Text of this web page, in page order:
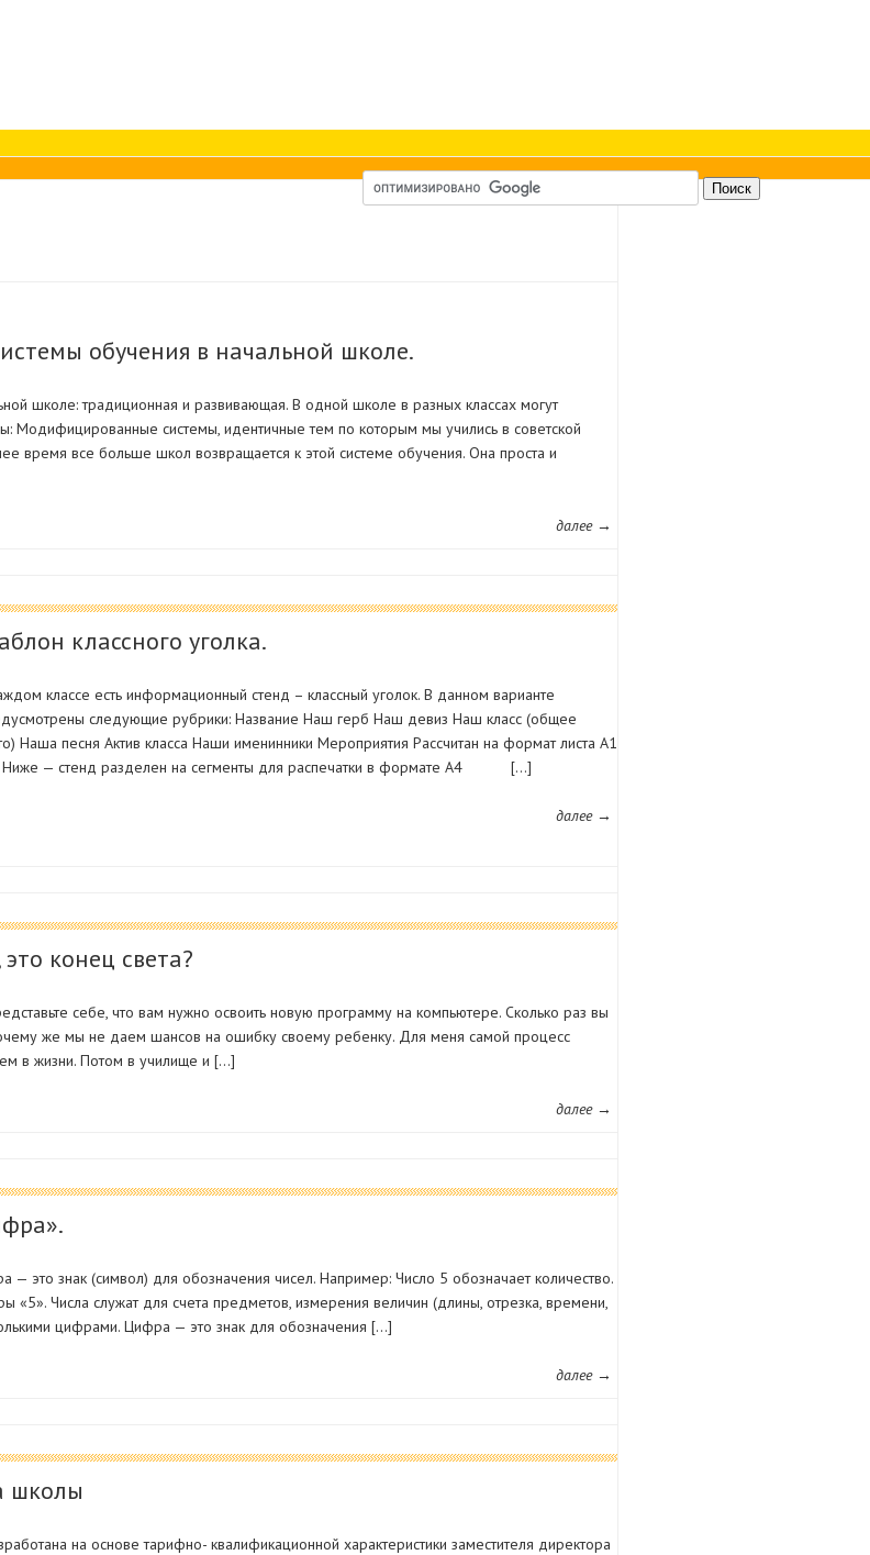
обучения в начальной школе.
школе: традиционная и развивающая. В одной школе в разных классах могут
Модифицированные системы, идентичные тем по которым мы учились в советской
время все больше школ возвращается к этой системе обучения. Она проста и
далее →
классного уголка.
классе есть информационный стенд – классный уголок. В данном варианте
следующие рубрики: Название Наш герб Наш девиз Наш класс (общее
Наша песня Актив класса Наши именинники Мероприятия Рассчитан на формат листа А1
— стенд разделен на сегменты для распечатки в формате А4 […]
далее →
конец света?
себе, что вам нужно освоить новую программу на компьютере. Сколько раз вы
же мы не даем шансов на ошибку своему ребенку. Для меня самой процесс
в жизни. Потом в училище и […]
далее →
это знак (символ) для обозначения чисел. Например: Число 5 обозначает количество.
Числа служат для счета предметов, измерения величин (длины, отрезка, времени,
цифрами. Цифра — это знак для обозначения […]
далее →
школы
на основе тарифно- квалификационной характеристики заместителя директора